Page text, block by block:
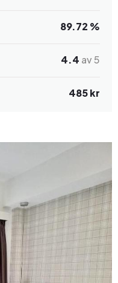
89.72 %
4.4 av 5
485 kr